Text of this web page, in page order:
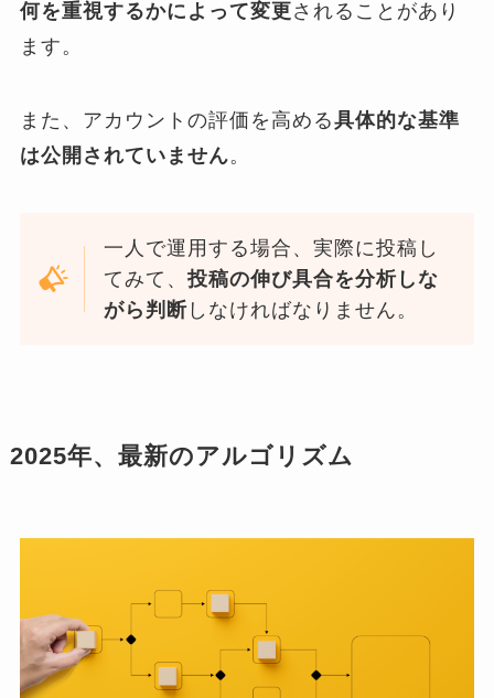
何を重視するかによって変更されることがあり
ます。
また、アカウントの評価を高める具体的な基準
は公開されていません。
一人で運用する場合、実際に投稿し
てみて、投稿の伸び具合を分析しな
がら判断 しなければなりません。
2025年、最新のアルゴリズム